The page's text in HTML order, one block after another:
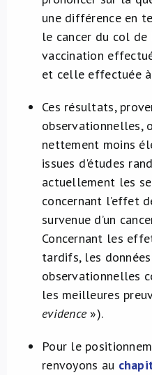
une différence en
le cancer du col
vaccination
et celle effectuée à
Ces résultats,
observationnelles,
nettement moins
issues d'études
actuellement les
concernant l’effet
survenue d’un
Concernant les
tardifs, les
observationnelles
les meilleures
evidence»).
Pour le
renvoyons au